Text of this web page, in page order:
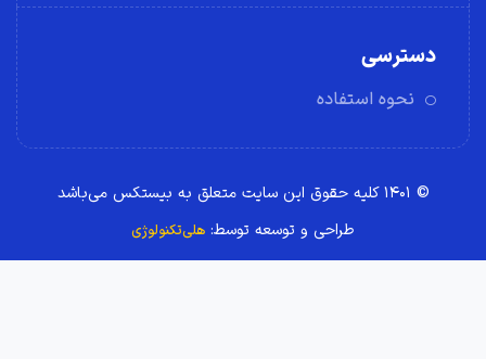
دسترسی
نحوه استفاده
© ۱۴۰۱ کلیه حقوق این سایت متعلق به بیستکس می‌باشد
طراحی و توسعه توسط: هلی‌تکنولوژی